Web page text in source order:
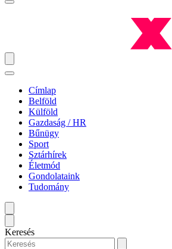
Címlap
Belföld
Külföld
Gazdaság / HR
Bűnügy
Sport
Sztárhírek
Életmód
Gondolataink
Tudomány
Keresés